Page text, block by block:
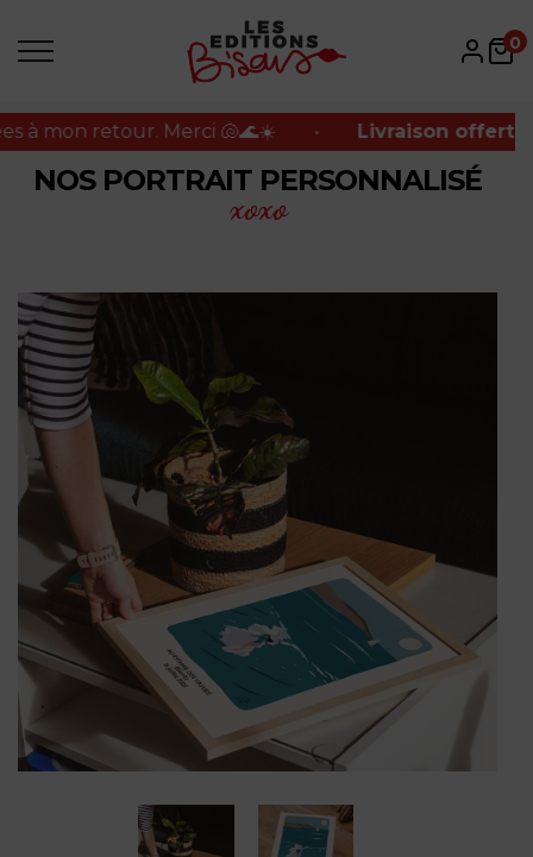
•
retour. Merci 🐚🌊☀️ Livraison offerte en
0
NOS PORTRAIT PERSONNALISÉ
xoxo